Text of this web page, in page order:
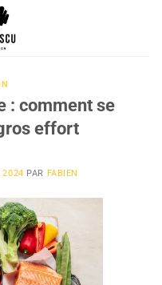
: comment se
effort
2024 PAR FABIEN